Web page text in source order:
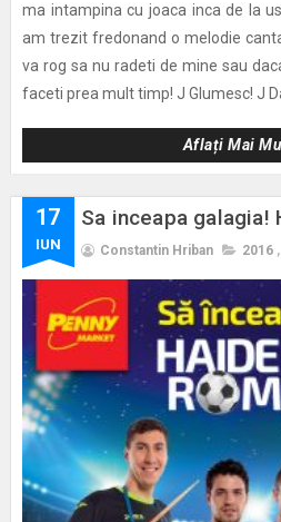
ma intampina cu joaca inca de la
am trezit fredonand o melodie
va rog sa nu radeti de mine sau
faceti prea mult timp! J Glumesc! J
Aflați Mai
17
IUN
Sa inceapa galagia!
Constantin Hriban 2016 ,